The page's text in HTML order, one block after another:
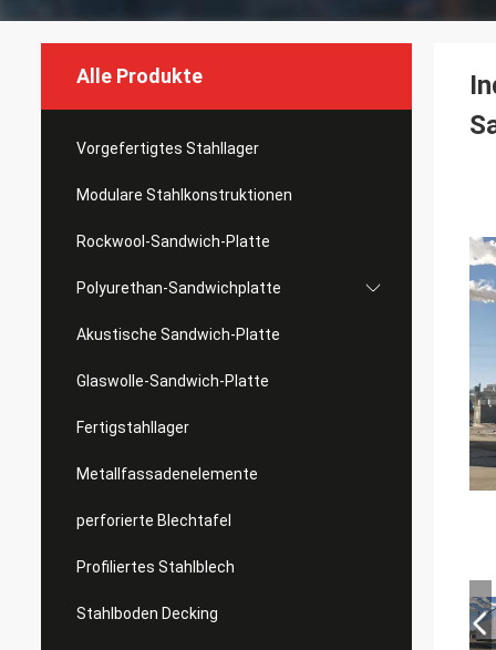
Alle Produkte
Vorgefertigtes Stahllager
Modulare Stahlkonstruktionen
Rockwool-Sandwich-Platte
Polyurethan-Sandwichplatte
Akustische Sandwich-Platte
Glaswolle-Sandwich-Platte
Fertigstahllager
Metallfassadenelemente
perforierte Blechtafel
Profiliertes Stahlblech
Stahlboden Decking